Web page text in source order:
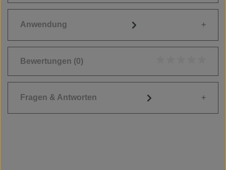
Anwendung
Bewertungen (0)
Fragen & Antworten